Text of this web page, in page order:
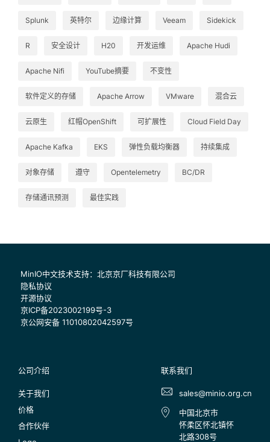
Splunk 英特尔 边缘计算 Veeam Sidekick
R 安全设计 H20 开发运维 Apache Hudi
Apache Nifi YouTube摘要 不变性
软件定义的存储 Apache Arrow VMware 混合云
云原生 红帽OpenShift 可扩展性 Cloud Field Day
Apache Kafka EKS 弹性负载均衡器 持续集成
对象存储 遵守 Opentelemetry BC/DR
存储通讯预测 最佳实践
MinIO中文技术支持：北京京厂科技有限公司
隐私协议
开源协议
京ICP备2023002199号-3
京公网安备 11010802042597号
公司介绍
关于我们
价格
合作伙伴
联系我们
sales@minio.org.cn
中国北京市
怀柔区怀北镇怀
北路308号